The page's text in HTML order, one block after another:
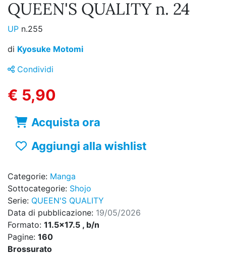
QUEEN'S QUALITY n. 24
UP n.255
di Kyosuke Motomi
Condividi
€ 5,90
Acquista ora
Aggiungi alla wishlist
Categorie: Manga
Sottocategorie: Shojo
Serie: QUEEN'S QUALITY
Data di pubblicazione: 19/05/2026
Formato: 11.5x17.5 , b/n
Pagine: 160
Brossurato